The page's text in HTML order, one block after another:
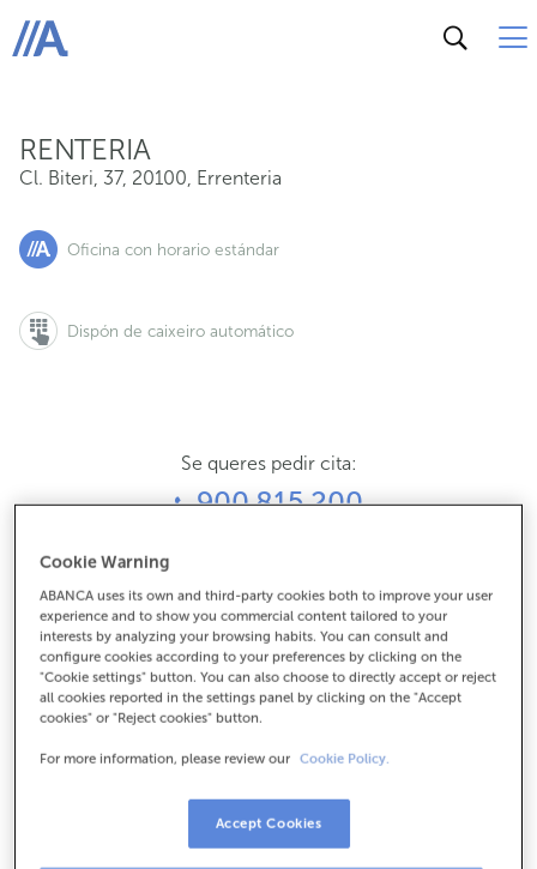
ABANCA
RENTERIA
Cl. Biteri, 37, 20100, Errenteria
Oficina con horario estándar
Dispón de caixeiro automático
Se queres pedir cita:
900 815 200
943529704
Como chegar
Consulta todos os horarios
Xestións comerciais
8:15 a 14:00.
cita previae atenderémoste o día e hora que
Cookie Warning
ABANCA uses its own and third-party cookies both to improve your user
experience and to show you commercial content tailored to your
interests by analyzing your browsing habits. You can consult and
configure cookies according to your preferences by clicking on the
"Cookie settings" button. You can also choose to directly accept or reject
all cookies reported in the settings panel by clicking on the "Accept
cookies" or "Reject cookies" button.
For more information, please review our Cookie Policy.
Accept Cookies
Cl. Biteri, 37, 20100, Errenteria